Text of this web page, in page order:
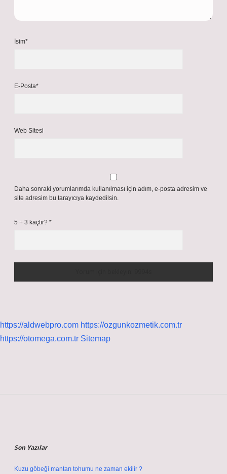
İsim*
E-Posta*
Web Sitesi
Daha sonraki yorumlarımda kullanılması için adım, e-posta adresim ve
site adresim bu tarayıcıya kaydedilsin.
5 + 3 kaçtır? *
https://aldwebpro.com https://ozgunkozmetik.com.tr
https://otomega.com.tr Sitemap
Son Yazılar
Kuzu göbeği mantarı tohumu ne zaman ekilir ?